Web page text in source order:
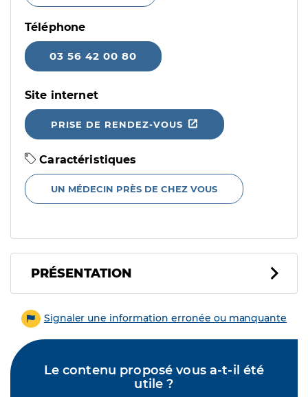
Téléphone
03 56 42 00 80
Site internet
PRISE DE RENDEZ-VOUS
Caractéristiques
UN MÉDECIN PRÈS DE CHEZ VOUS
PRÉSENTATION
Signaler une information erronée ou manquante
Le contenu proposé vous a-t-il été
utile ?